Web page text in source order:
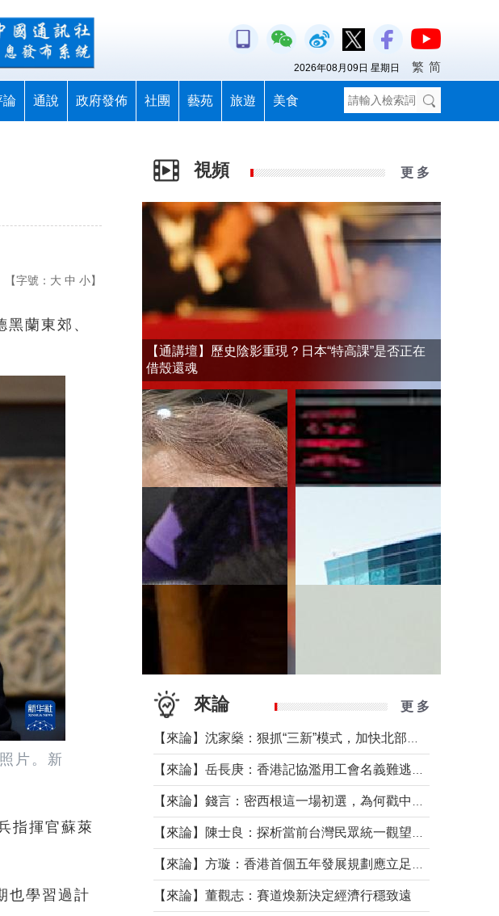
論 通說 政府發佈 社團 藝苑 旅遊 美食
2026年08月09日 星期日 繁 简
【字號： 大 中 小】
蘭東郊、
片。新
指揮官蘇萊
也學習過計
視頻 更 多
【通講壇】歷史陰影重現？日本“特高課”是否正在
借殼還魂
來論 更 多
【來論】董觀志：賽道煥新決定經濟行穩致遠